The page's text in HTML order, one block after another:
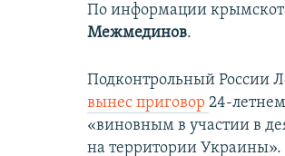
По информации
Межмединов.
Подконтрольный России
вынес приговор24-
«виновным в участии в
на территории Украины».